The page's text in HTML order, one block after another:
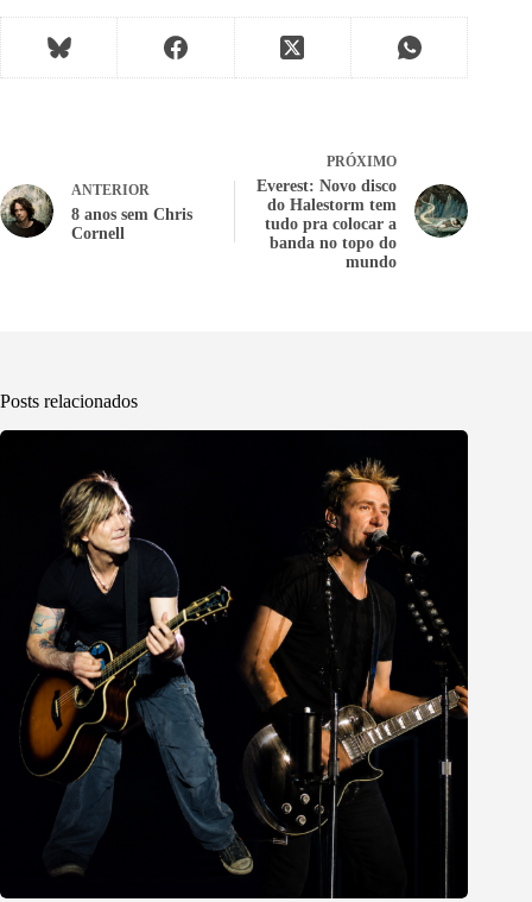
ANTERIOR
8 anos sem Chris
Cornell
PRÓXIMO
Everest: Novo disco
do Halestorm tem
tudo pra colocar a
banda no topo do
mundo
Posts relacionados